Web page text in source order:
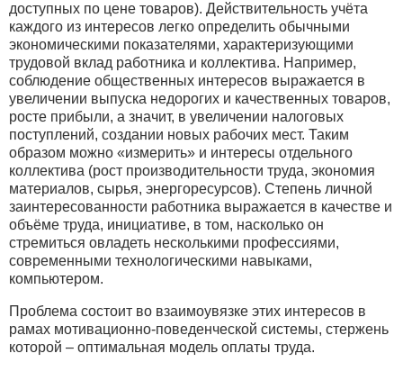
доступных по цене товаров). Действительность учёта
каждого из интересов легко определить обычными
экономическими показателями, характеризующими
трудовой вклад работника и коллектива. Например,
соблюдение общественных интересов выражается в
увеличении выпуска недорогих и качественных товаров,
росте прибыли, а значит, в увеличении налоговых
поступлений, создании новых рабочих мест. Таким
образом можно «измерить» и интересы отдельного
коллектива (рост производительности труда, экономия
материалов, сырья, энергоресурсов). Степень личной
заинтересованности работника выражается в качестве и
объёме труда, инициативе, в том, насколько он
стремиться овладеть несколькими профессиями,
современными технологическими навыками,
компьютером.
Проблема состоит во взаимоувязке этих интересов в
рамах мотивационно-поведенческой системы, стержень
которой – оптимальная модель оплаты труда.